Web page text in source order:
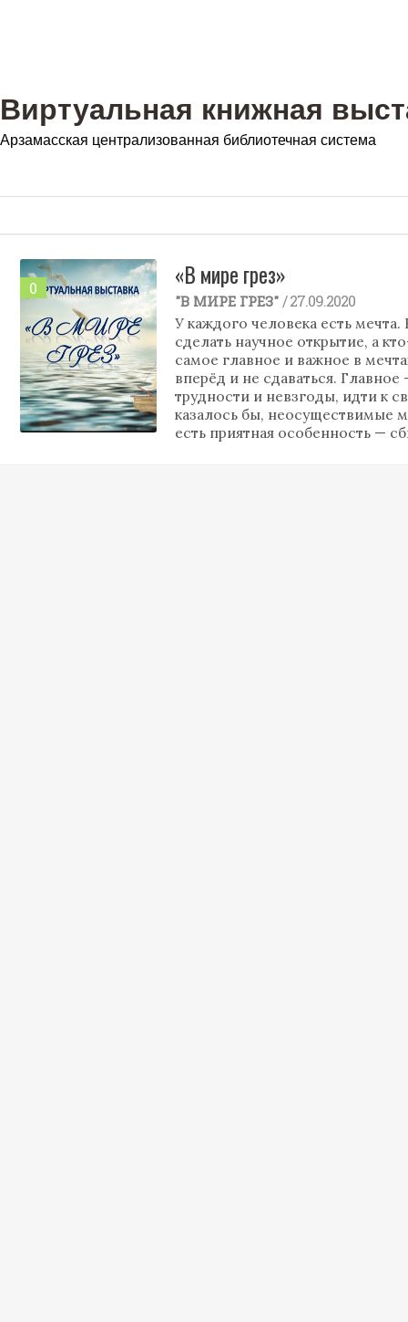
Виртуальная книжная
Арзамасская централизованная библиотечная система
0 «В мире грез»
"В МИРЕ ГРЕЗ" / 27.09.2020
У каждого человека есть
сделать научное открытие, а
самое главное и важное в
вперёд и не сдаваться.
трудности и невзгоды, идти к
казалось бы, неосуществимые
есть приятная особенность —